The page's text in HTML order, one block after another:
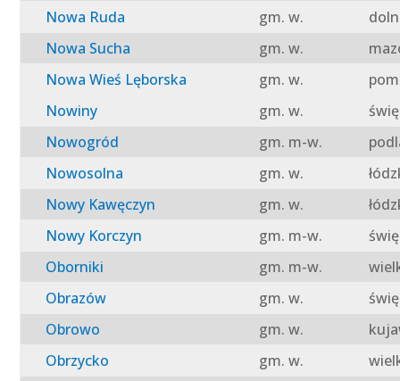
Nowa Ruda
gm. w.
Nowa Sucha
gm. w.
Nowa Wieś Lęborska
gm. w.
Nowiny
gm. w.
Nowogród
gm. m-w.
Nowosolna
gm. w.
Nowy Kawęczyn
gm. w.
Nowy Korczyn
gm. m-w.
Oborniki
gm. m-w.
Obrazów
gm. w.
Obrowo
gm. w.
Obrzycko
gm. w.